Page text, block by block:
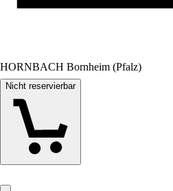
HORNBACH Bornheim (Pfalz)
Nicht reservierbar